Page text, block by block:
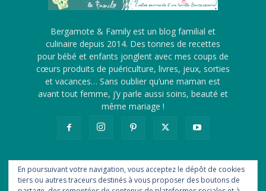
Bergamote & Family est un blog familial et
culinaire depuis 2014. Des tonnes de recettes
pour bébé et enfants jonglent avec mes coups de
cœurs produits de puériculture, livres, jeux, sorties
et vacances… Sans oublier qu’une maman est
avant tout femme, j’y parle aussi soins, beauté et
même mariage !
A propos Me contacter Revue de presse
En poursuivant votre navigation, vous acceptez le dépôt de cookies
tiers ou autres traceurs destinés à vous proposer des boutons de